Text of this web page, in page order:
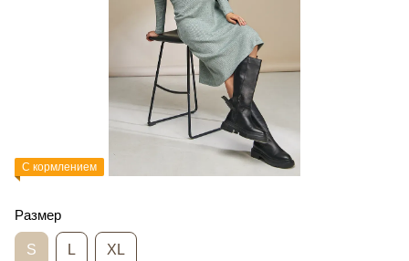
С кормлением
Размер
S L XL